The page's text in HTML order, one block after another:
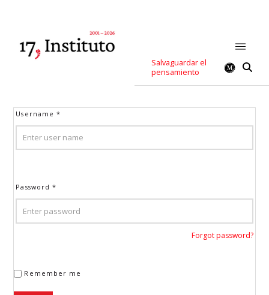
Salvaguardar el
pensamiento
Username*
Password*
Forgot password?
Remember me